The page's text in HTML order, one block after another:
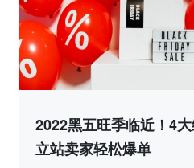
2022黑五旺季临近！4
立站卖家轻松爆单